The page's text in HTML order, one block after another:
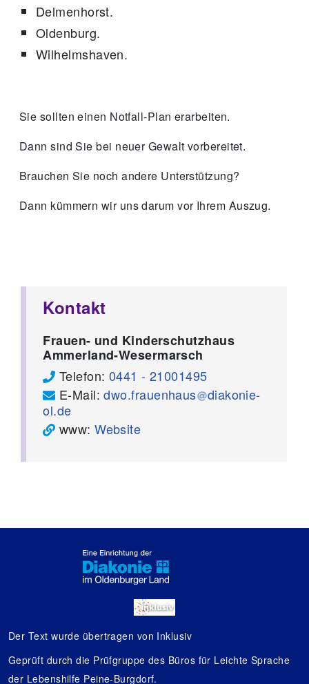
Kontakt
Frauen- und Kinderschutzhaus
Ammerland-Wesermarsch
Telefon: 0441 - 21001495
E-Mail:dwo.frauenhaus
diakonie-
ol.de
www:Website
Delmenhorst.
Oldenburg.
Wilhelmshaven.
Sie sollten einen Notfall-Plan erarbeiten.
Dann sind Sie bei neuer Gewalt vorbereitet.
Brauchen Sie noch andere Unterstützung?
Dann kümmern wir uns darum vor Ihrem Auszug.
Der Text wurde übertragen von Inklusiv
Geprüft durch die Prüfgruppe des Büros für Leichte Sprache
der Lebenshilfe Peine-Burgdorf.